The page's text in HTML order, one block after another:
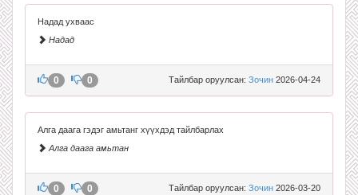
Надад ухваас
Надад
Тайлбар оруулсан: Зочин 2026-04-24
0 0
Алга даага гэдэг амьтанг хүүхдэд тайлбарлах
Алга даага амьтан
Тайлбар оруулсан: Зочин 2026-03-20
0 0